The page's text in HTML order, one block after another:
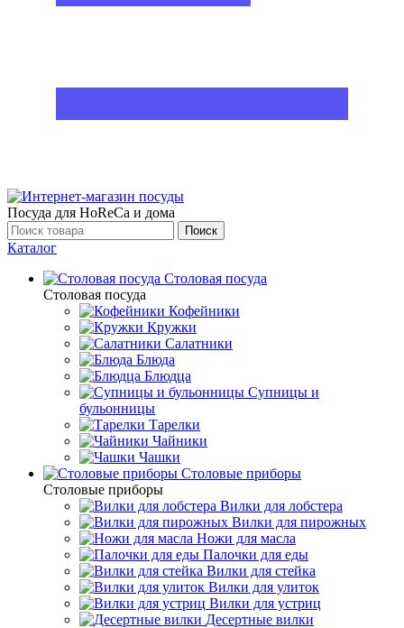
Посуда для HoReCa и дома
Поиск
Каталог
Столовая посуда
Столовая посуда
Кофейники
Кружки
Салатники
Блюда
Блюдца
Супницы и
бульонницы
Тарелки
Чайники
Чашки
Cтоловые приборы
Cтоловые приборы
Вилки для лобстера
Вилки для пирожных
Ножи для масла
Палочки для еды
Вилки для стейка
Вилки для улиток
Вилки для устриц
Десертные вилки